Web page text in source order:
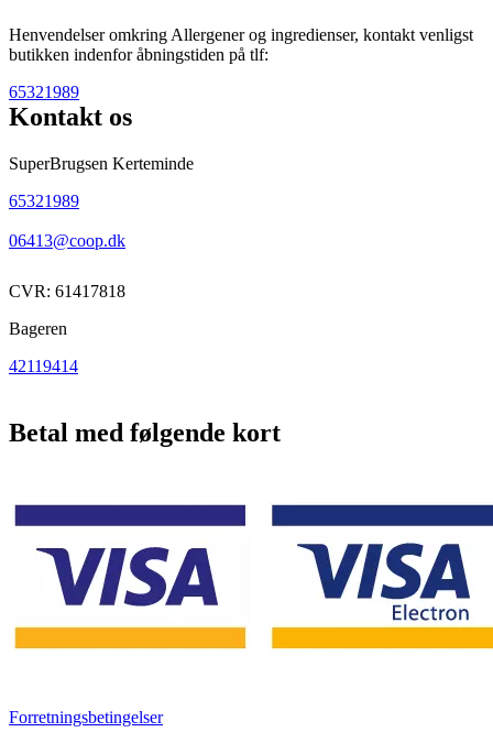
Henvendelser omkring Allergener og ingredienser, kontakt venligst
butikken indenfor åbningstiden på tlf:
65321989
Kontakt os
SuperBrugsen Kerteminde
65321989
06413@coop.dk
CVR: 61417818
Bageren
42119414
Betal med følgende kort
Forretningsbetingelser